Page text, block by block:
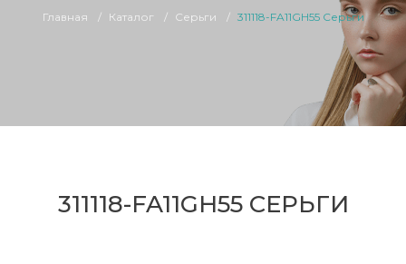
Главная Каталог Серьги 311118-FA11GH55 Серьги
311118-FA11GH55 СЕРЬГИ